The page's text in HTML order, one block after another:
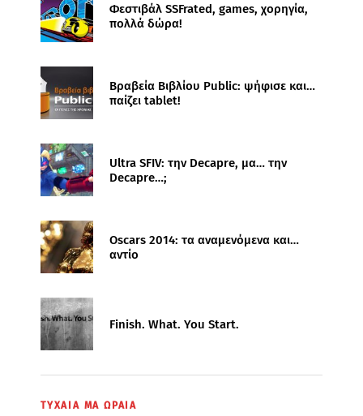
Φεστιβάλ SSFrated, games, χορηγία,
πολλά δώρα!
Βραβεία Βιβλίου Public: ψήφισε και…
παίζει tablet!
Ultra SFIV: την Decapre, μα… την
Decapre…;
Oscars 2014: τα αναμενόμενα και…
αντίο
Finish. What. You Start.
ΤΥΧΑΙΑ ΜΑ ΩΡΑΙΑ